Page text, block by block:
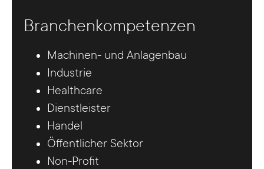
Branchenkompetenzen
Machinen- und Anlagenbau
Industrie
Healthcare
Dienstleister
Handel
Öffentlicher Sektor
Non-Profit